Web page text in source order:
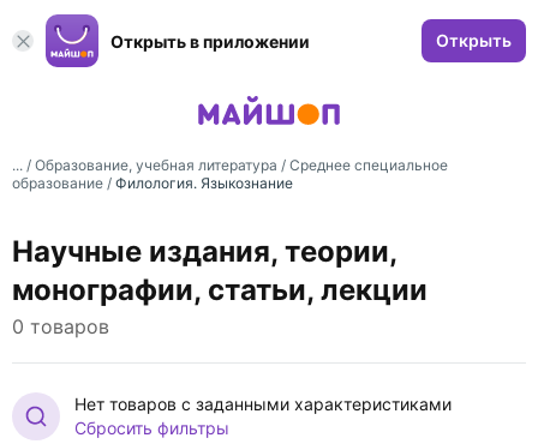
Открыть в приложении Открыть
... / Образование, учебная литература / Среднее специальное
образование / Филология. Языкознание
Научные издания, теории,
монографии, статьи, лекции
0 товаров
Нет товаров с заданными характеристиками
Сбросить фильтры